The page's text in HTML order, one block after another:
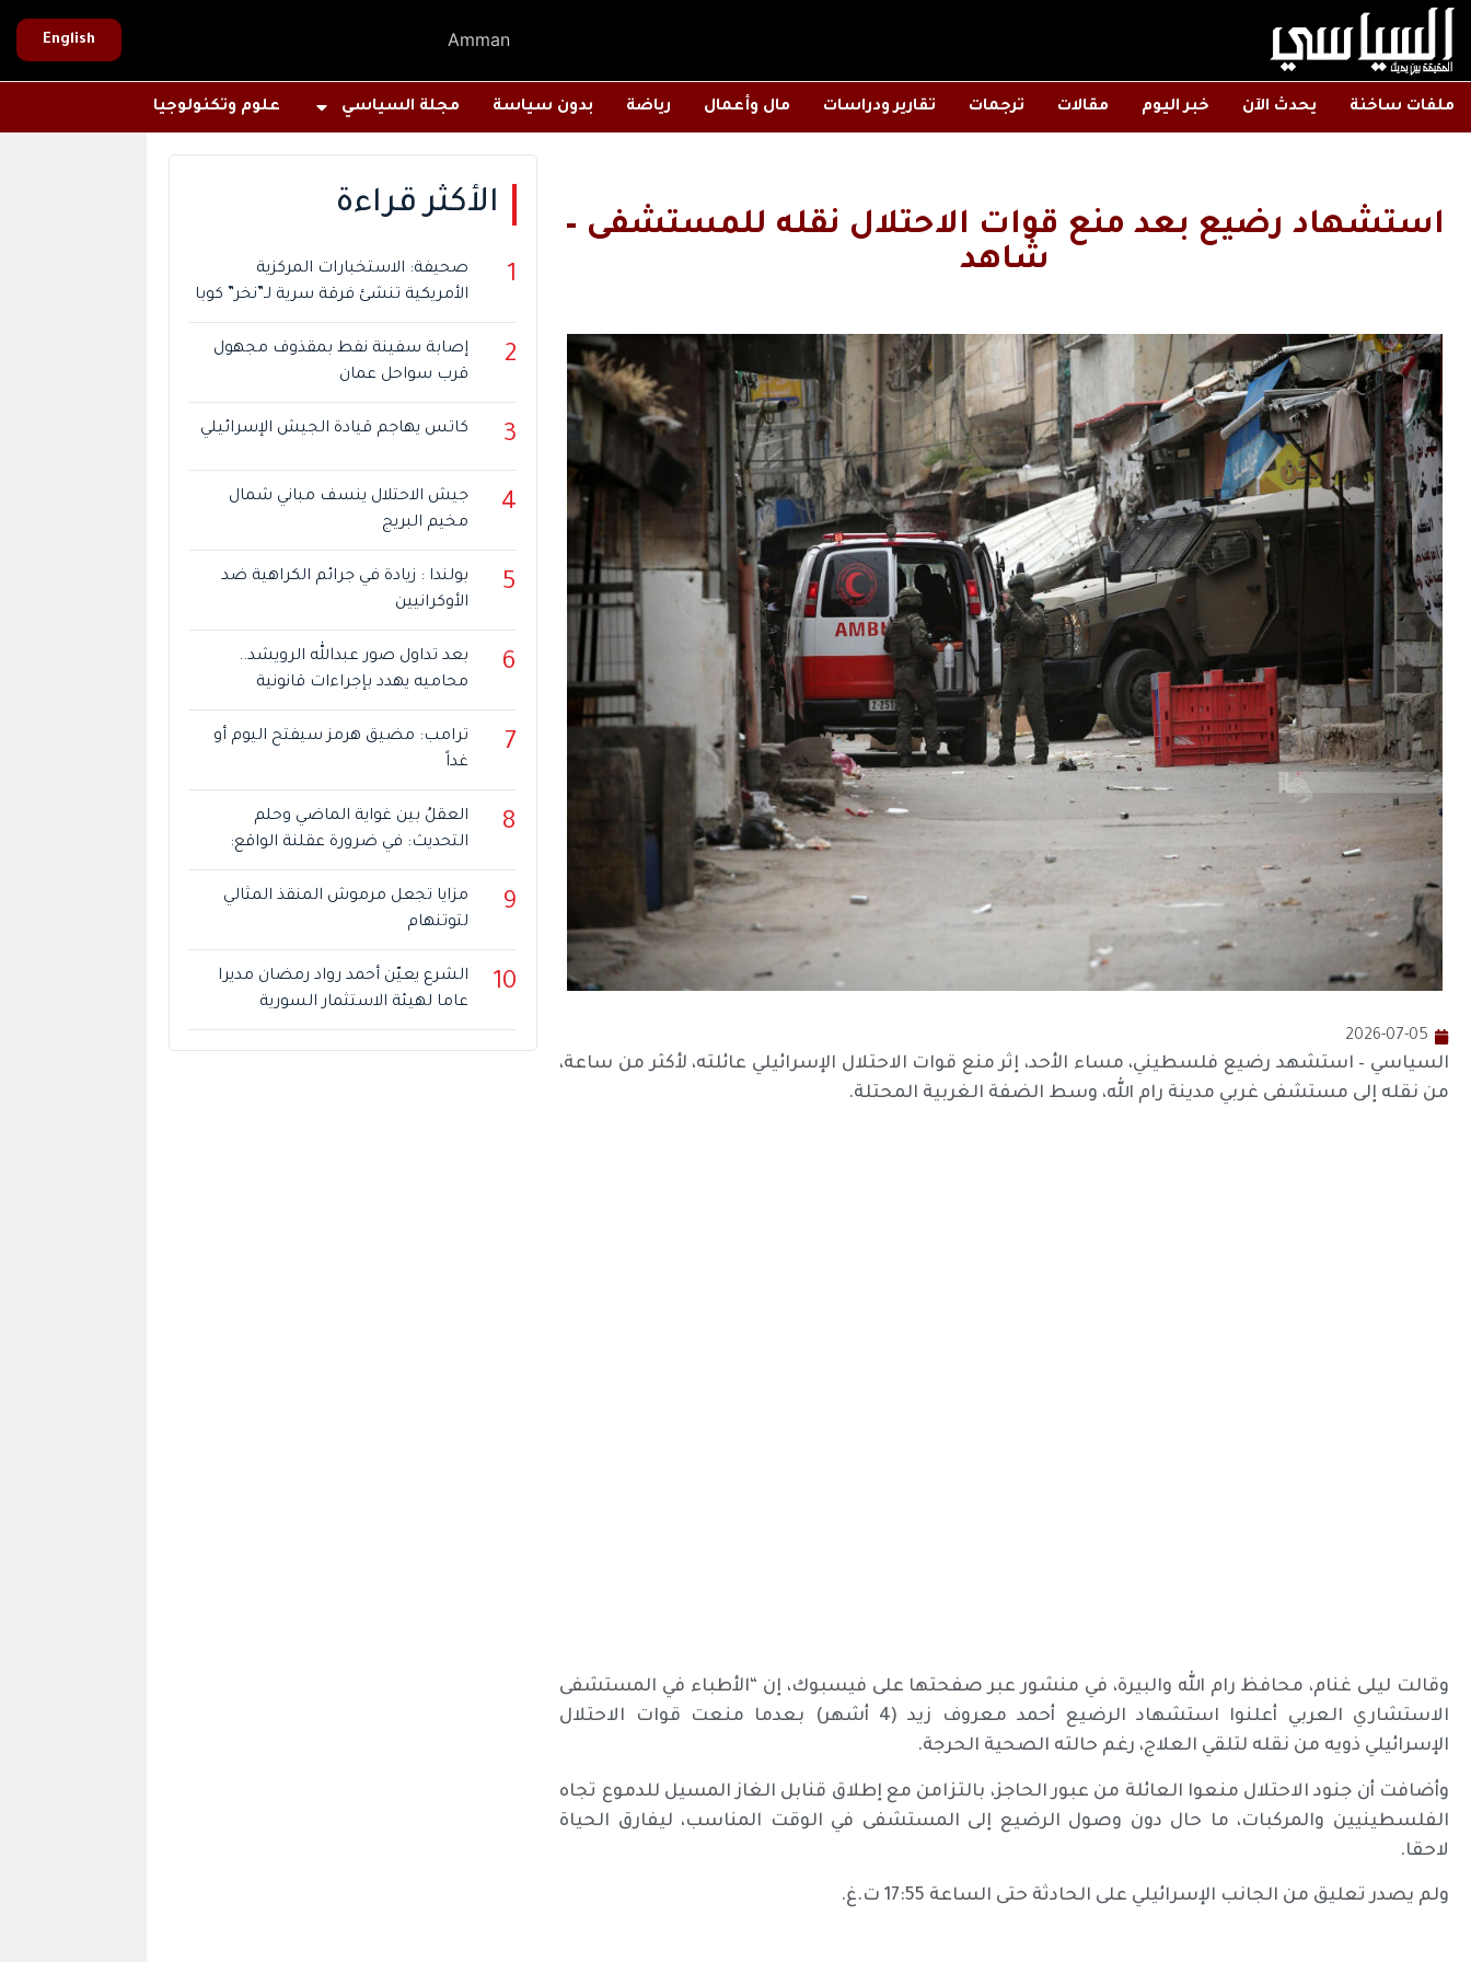
Amman
English
ملفات ساخنة يحدث الآن خبر اليوم مقالات ترجمات تقارير ودراسات مال وأعمال رياضة بدون سياسة مجلة السياسي علوم وتكنولوجيا
استشهاد رضيع بعد منع قوات الاحتلال نقله للمستشفى –
شاهد
2026-07-05
السياسي – استشهد رضيع فلسطيني، مساء الأحد، إثر منع قوات الاحتلال الإسرائيلي عائلته، لأكثر من ساعة،
من نقله إلى مستشفى غربي مدينة رام الله، وسط الضفة الغربية المحتلة.
وقالت ليلى غنام، محافظ رام الله والبيرة، في منشور عبر صفحتها على فيسبوك، إن “الأطباء في المستشفى
الاستشاري العربي أعلنوا استشهاد الرضيع أحمد معروف زيد (4 أشهر) بعدما منعت قوات الاحتلال
الإسرائيلي ذويه من نقله لتلقي العلاج، رغم حالته الصحية الحرجة.
وأضافت أن جنود الاحتلال منعوا العائلة من عبور الحاجز، بالتزامن مع إطلاق قنابل الغاز المسيل للدموع تجاه
الفلسطينيين والمركبات، ما حال دون وصول الرضيع إلى المستشفى في الوقت المناسب، ليفارق الحياة
لاحقا.
ولم يصدر تعليق من الجانب الإسرائيلي على الحادثة حتى الساعة 17:55 ت.غ.
الأكثر قراءة
1
صحيفة: الاستخبارات المركزية
الأمريكية تنشئ فرقة سرية لـ”نخر” كوبا
2
إصابة سفينة نفط بمقذوف مجهول
قرب سواحل عمان
3 كاتس يهاجم قيادة الجيش الإسرائيلي
4
جيش الاحتلال ينسف مباني شمال
مخيم البريج
5
بولندا : زيادة في جرائم الكراهية ضد
الأوكرانيين
6
بعد تداول صور عبدالله الرويشد..
محاميه يهدد بإجراءات قانونية
7
ترامب: مضيق هرمز سيفتح اليوم أو
غداً
8
العقلُ بين غواية الماضي وحلم
التحديث: في ضرورة عقلنة الواقع:
9
مزايا تجعل مرموش المنقذ المثالي
لتوتنهام
10
الشرع يعيّن أحمد رواد رمضان مديرا
عاما لهيئة الاستثمار السورية